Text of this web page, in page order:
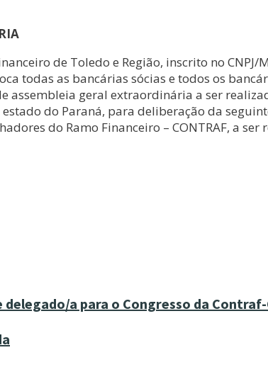
de Toledo e Região, inscrito no CNPJ/
todas as bancárias sócias e todos os
geral extraordinária a ser
do Paraná, para deliberação da
do Ramo Financeiro – CONTRAF, a
a para o Congresso da Contraf-